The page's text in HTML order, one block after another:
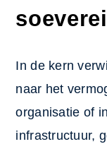
In de kern
naar het
organisatie of
infrastructuur,